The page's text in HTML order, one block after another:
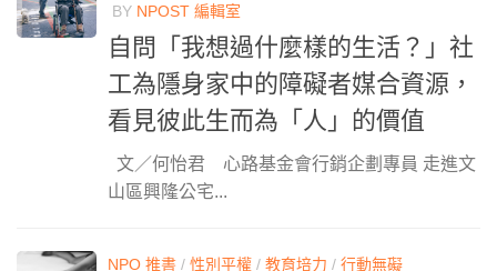
BY NPOST 編輯室
自問「我想過什麼樣的生活？」社
工為隱身家中的障礙者媒合資源，
看見彼此生而為「人」的價值
文／何怡君 心路基金會行銷企劃專員 走進文
山區興隆公宅...
NPO 推書 / 性別平權 / 教育培力 / 行動無礙